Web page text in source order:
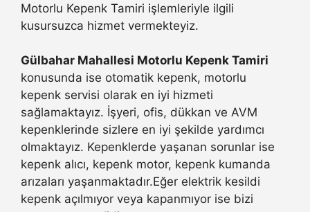
Motorlu Kepenk Tamiri işlemleriyle ilgili
kusursuzca hizmet vermekteyiz.
Gülbahar Mahallesi Motorlu Kepenk Tamiri
konusunda ise otomatik kepenk, motorlu
kepenk servisi olarak en iyi hizmeti
sağlamaktayız. İşyeri, ofis, dükkan ve AVM
kepenklerinde sizlere en iyi şekilde yardımcı
olmaktayız. Kepenklerde yaşanan sorunlar ise
kepenk alıcı, kepenk motor, kepenk kumanda
arızaları yaşanmaktadır.Eğer elektrik kesildi
kepenk açılmıyor veya kapanmıyor ise bizi